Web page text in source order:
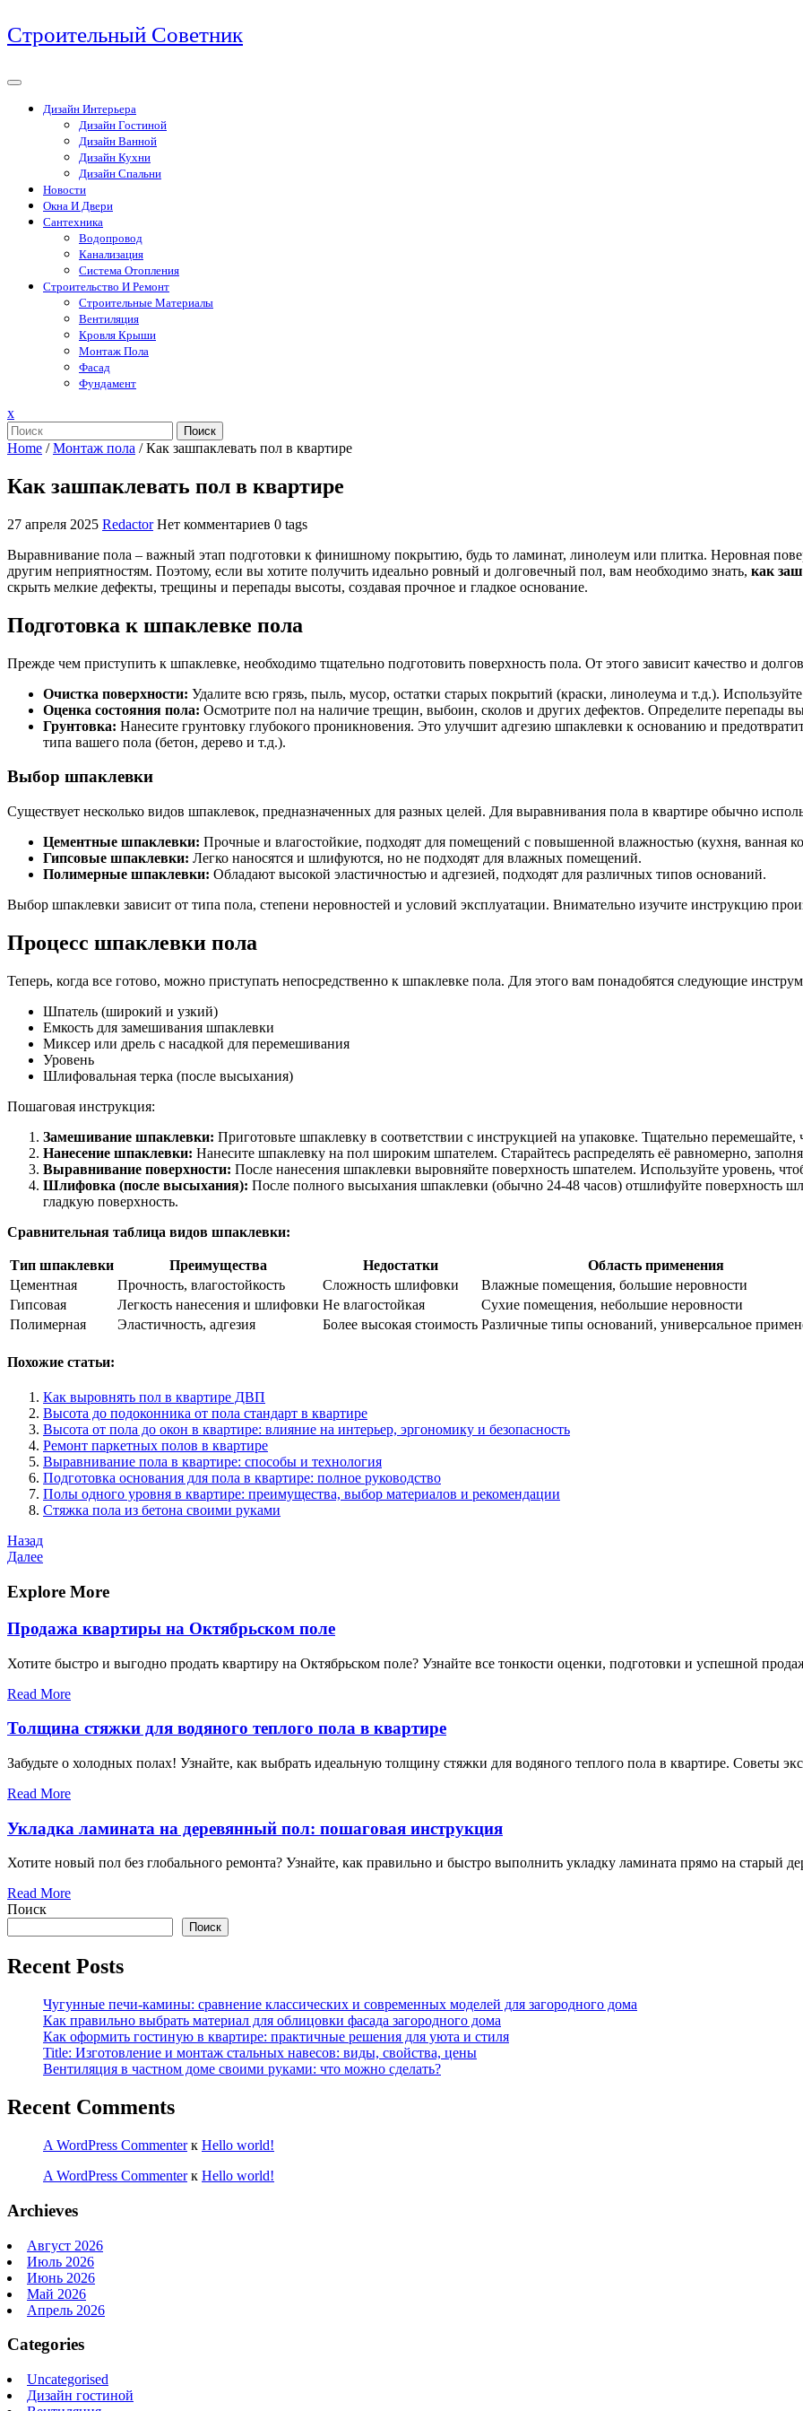
Перейти
к
Строительный Советник
Дизайн Интерьера
Дизайн Гостиной
Дизайн Ванной
Дизайн Кухни
Дизайн Спальни
Новости
Окна И Двери
Сантехника
Водопровод
Канализация
Система Отопления
Строительство И Ремонт
Строительные Материалы
Вентиляция
Кровля Крыши
Монтаж Пола
Фасад
Фундамент
xЗакрыть
меню
Поиск
Home /Монтаж пола /Как зашпаклевать пол в квартире
Как зашпаклевать пол в квартире
27 апреля 2025 Redactor Нет комментариев 0 tags
Выравнивание пола – важный этап подготовки к финишному покрытию, будь то ламинат, линолеум или плитка. Неровная
другим неприятностям. Поэтому, если вы хотите получить идеально ровный и долговечный пол, вам необходимо знать, как
скрыть мелкие дефекты, трещины и перепады высоты, создавая прочное и гладкое основание.
Подготовка к шпаклевке пола
Прежде чем приступить к шпаклевке, необходимо тщательно подготовить поверхность пола. От этого зависит качество и
Очистка поверхности: Удалите всю грязь, пыль, мусор, остатки старых покрытий (краски, линолеума и т.д.).
Оценка состояния пола: Осмотрите пол на наличие трещин, выбоин, сколов и других дефектов. Определите перепады
Грунтовка: Нанесите грунтовку глубокого проникновения. Это улучшит адгезию шпаклевки к основанию и
типа вашего пола (бетон, дерево и т.д.).
Выбор шпаклевки
Существует несколько видов шпаклевок, предназначенных для разных целей. Для выравнивания пола в квартире обычно
Цементные шпаклевки: Прочные и влагостойкие, подходят для помещений с повышенной влажностью (кухня, ванная
Гипсовые шпаклевки: Легко наносятся и шлифуются, но не подходят для влажных помещений.
Полимерные шпаклевки: Обладают высокой эластичностью и адгезией, подходят для различных типов оснований.
Выбор шпаклевки зависит от типа пола, степени неровностей и условий эксплуатации. Внимательно изучите инструкцию
Процесс шпаклевки пола
Теперь, когда все готово, можно приступать непосредственно к шпаклевке пола. Для этого вам понадобятся следующие
Шпатель (широкий и узкий)
Емкость для замешивания шпаклевки
Миксер или дрель с насадкой для перемешивания
Уровень
Шлифовальная терка (после высыхания)
Пошаговая инструкция:
Замешивание шпаклевки: Приготовьте шпаклевку в соответствии с инструкцией на упаковке. Тщательно
Нанесение шпаклевки: Нанесите шпаклевку на пол широким шпателем. Старайтесь распределять её равномерно,
Выравнивание поверхности: После нанесения шпаклевки выровняйте поверхность шпателем. Используйте уровень,
Шлифовка (после высыхания): После полного высыхания шпаклевки (обычно 24-48 часов) отшлифуйте поверхность
гладкую поверхность.
Сравнительная таблица видов шпаклевки:
Тип шпаклевки Преимущества Недостатки
Область применения
Цементная
Прочность, влагостойкость Сложность шлифовки
Влажные помещения, большие неровности
Гипсовая
Легкость нанесения и шлифовки Не влагостойкая
Сухие помещения, небольшие неровности
Полимерная
Эластичность, адгезия Более высокая стоимость Различные типы оснований, универсальное
Похожие статьи:
Как выровнять пол в квартире ДВП
Высота до подоконника от пола стандарт в квартире
Высота от пола до окон в квартире: влияние на интерьер, эргономику и безопасность
Ремонт паркетных полов в квартире
Выравнивание пола в квартире: способы и технология
Подготовка основания для пола в квартире: полное руководство
Полы одного уровня в квартире: преимущества, выбор материалов и рекомендации
Стяжка пола из бетона своими руками
Навигация
по
записям
Предыдущая
запись
Назад
Следующая
Далее
Explore More
Продажа квартиры на Октябрьском поле
Хотите быстро и выгодно продать квартиру на Октябрьском поле? Узнайте все тонкости оценки, подготовки и успешной
Read More
Толщина стяжки для водяного теплого пола в квартире
Забудьте о холодных полах! Узнайте, как выбрать идеальную толщину стяжки для водяного теплого пола в квартире. Советы
Read More
Укладка ламината на деревянный пол: пошаговая инструкция
Хотите новый пол без глобального ремонта? Узнайте, как правильно и быстро выполнить укладку ламината прямо на старый
Read More
Поиск
Поиск
Recent Posts
Чугунные печи-камины: сравнение классических и современных моделей для загородного дома
Как правильно выбрать материал для облицовки фасада загородного дома
Как оформить гостиную в квартире: практичные решения для уюта и стиля
Title: Изготовление и монтаж стальных навесов: виды, свойства, цены
Вентиляция в частном доме своими руками: что можно сделать?
Recent Comments
A WordPress Commenterк Hello world!
A WordPress Commenterк Hello world!
Archieves
Август 2026
Июль 2026
Июнь 2026
Май 2026
Апрель 2026
Categories
Uncategorised
Дизайн гостиной